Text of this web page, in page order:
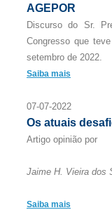
AGEPOR
Discurso do Sr.
Congresso que
setembro de 2022.
Saiba mais
07-07-2022
Os atuais
Artigo opinião por
Jaime H. Vieira dos
Saiba mais